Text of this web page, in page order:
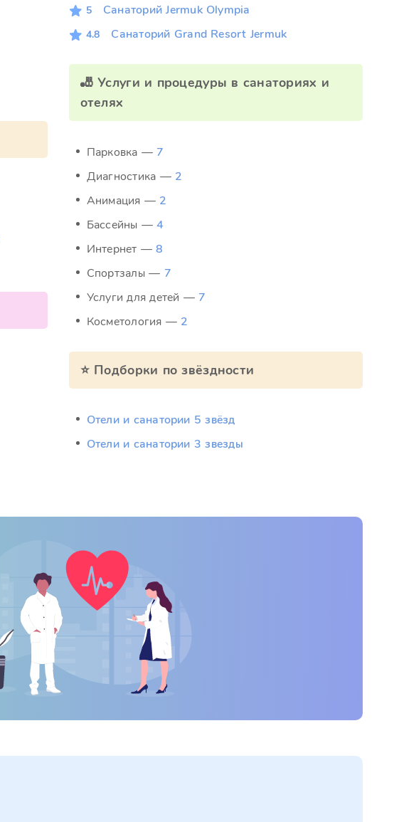
5 Санаторий Jermuk Olympia
4.8 Санаторий Grand Resort Jermuk
🎳 Услуги и процедуры в санаториях и
отелях
Парковка — 7
Диагностика — 2
Анимация — 2
Бассейны —4
Интернет —8
Спортзалы — 7
Услуги для детей — 7
Косметология — 2
⭐ Подборки по звёздности
Отели и санатории 5 звёзд
Отели и санатории 3 звезды